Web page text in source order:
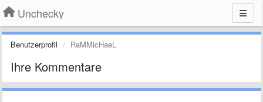
Unchecky
Benutzerprofil RaMMicHaeL
Ihre Kommentare